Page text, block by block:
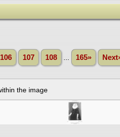
106 107 108 ... 165»